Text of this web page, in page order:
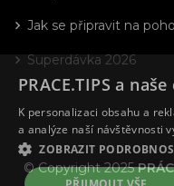
Jak se připravit na
Superdávka 2026
© Copyright 2025
PRACE.TIPS a
K personalizaci obsahu a
a analýze naší návštěvnosti
ZOBRAZIT